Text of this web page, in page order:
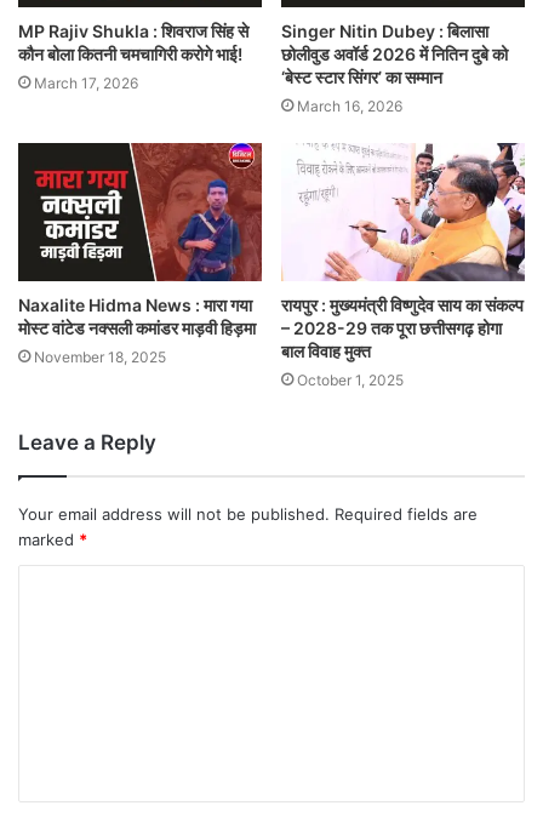
MP Rajiv Shukla : शिवराज सिंह से
कौन बोला कितनी चमचागिरी करोगे भाई!
March 17, 2026
Singer Nitin Dubey : बिलासा
छोलीवुड अवॉर्ड 2026 में नितिन दुबे को
‘बेस्ट स्टार सिंगर’ का सम्मान
March 16, 2026
Naxalite Hidma News : मारा गया
मोस्ट वांटेड नक्सली कमांडर माड़वी हिड़मा
November 18, 2025
रायपुर : मुख्यमंत्री विष्णुदेव साय का संकल्प
– 2028-29 तक पूरा छत्तीसगढ़ होगा
बाल विवाह मुक्त
October 1, 2025
Leave a Reply
Your email address will not be published. Required fields are
marked *